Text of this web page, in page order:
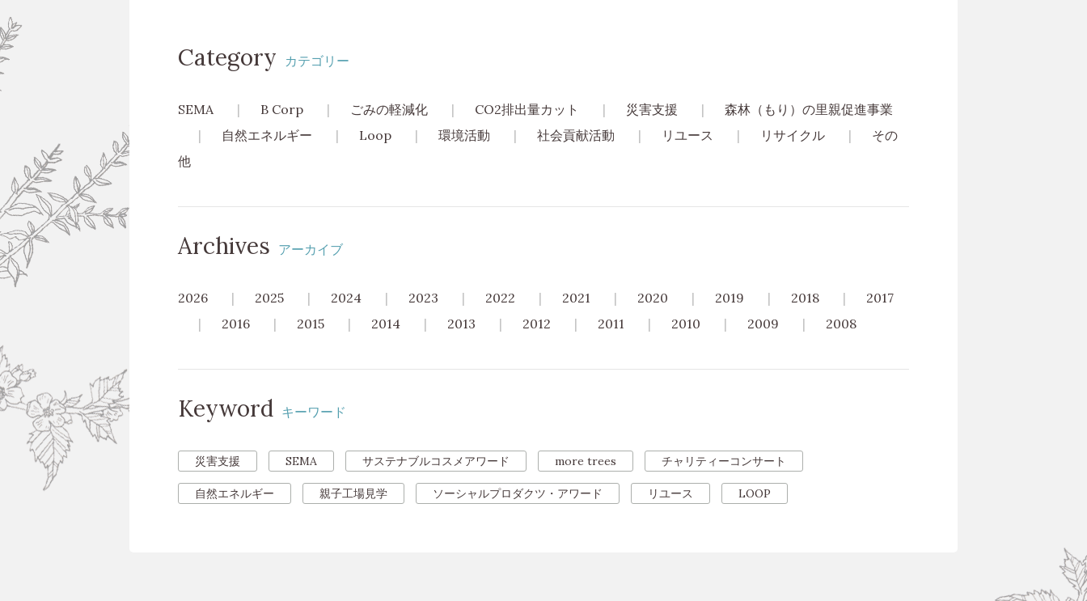
Category カテゴリー
SEMA B Corp ごみの軽減化 CO2排出量カット 災害支援
森林（もり）の里親促進事業
自然エネルギー
Loop 環境活動 社会貢献活動 リユース リサイクル
その
他
Archives アーカイブ
2026 2025 2024 2023 2022 2021 2020 2019 2018
2017
2016
2015 2014 2013 2012 2011 2010 2009 2008
Keyword キーワード
災害支援 SEMA サステナブルコスメアワード more trees チャリティーコンサート
自然エネルギー 親子工場見学 ソーシャルプロダクツ・アワード リユース LOOP